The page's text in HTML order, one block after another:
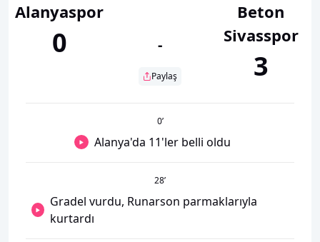
Alanyaspor
0 -
Paylaş
Beton
Sivasspor
3
0’
Alanya'da 11'ler belli oldu
28’
Gradel vurdu, Runarson parmaklarıyla
kurtardı